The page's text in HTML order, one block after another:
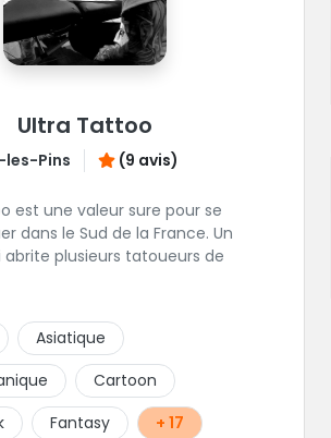
Ultra Tattoo
les-Pins (9 avis)
est une valeur sure pour se
dans le Sud de la France. Un
plusieurs tatoueurs de
Asiatique
Cartoon
Fantasy + 17